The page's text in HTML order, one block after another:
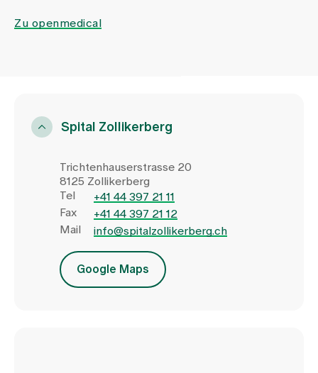
Zu openmedical
Spital Zollikerberg
Trichtenhauserstrasse 20
8125 Zollikerberg
Tel
+41 44 397 21 11
Fax
+41 44 397 21 12
Mail
info@spitalzollikerberg.ch
Google Maps